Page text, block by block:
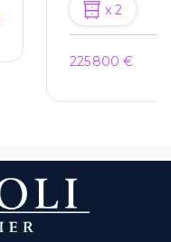
x 2
225 800 €